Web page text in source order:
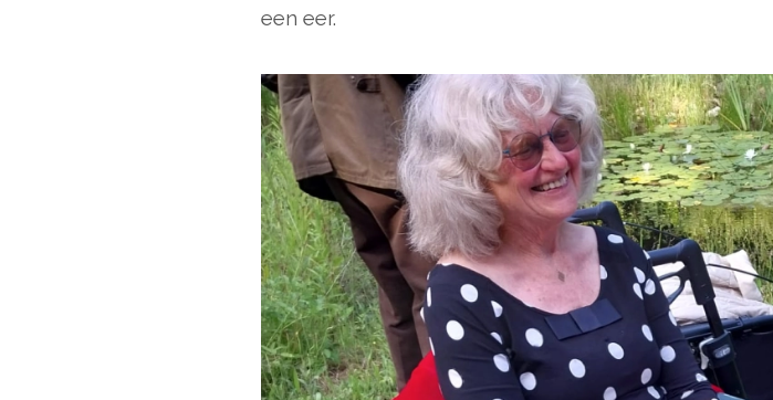
een eer.